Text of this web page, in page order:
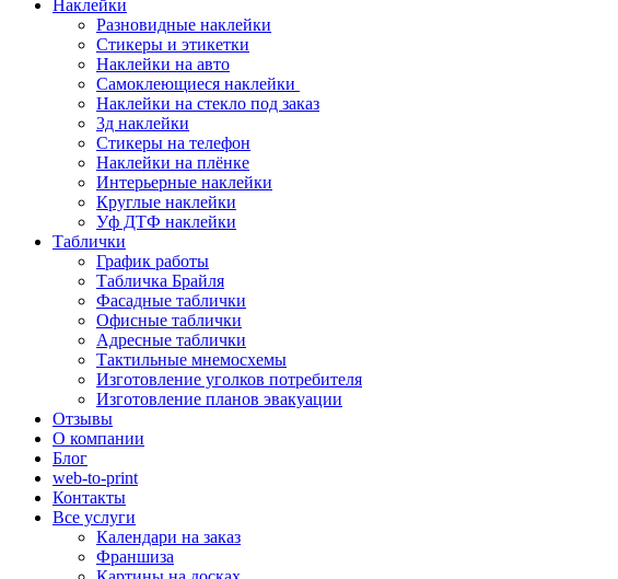
Наклейки
Разновидные наклейки
Стикеры и этикетки
Наклейки на авто
Самоклеющиеся наклейки
Наклейки на стекло под заказ
3д наклейки
Cтикеры на телефон
Наклейки на плёнке
Интерьерные наклейки
Круглые наклейки
Уф ДТФ наклейки
Таблички
График работы
Табличка Брайля
Фасадные таблички
Офисные таблички
Адресные таблички
Тактильные мнемосхемы
Изготовление уголков потребителя
Изготовление планов эвакуации
Отзывы
О компании
Блог
web-to-print
Контакты
Все услуги
Календари на заказ
Франшиза